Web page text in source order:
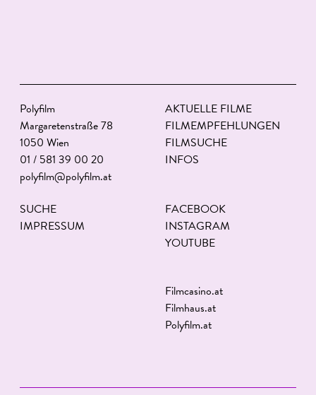
Polyfilm
Margaretenstraße 78
1050 Wien
01 / 581 39 00 20
polyfilm@polyfilm.at
AKTUELLE FILME
FILMEMPFEHLUNGEN
FILMSUCHE
INFOS
SUCHE
IMPRESSUM
FACEBOOK
INSTAGRAM
YOUTUBE
Filmcasino.at
Filmhaus.at
Polyfilm.at